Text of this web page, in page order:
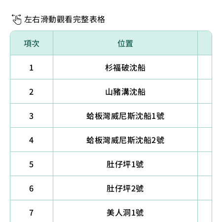
左右滑動觀看完整表格
項次 位置
1 杉福破沈船
2 山豬溝沈船
3 蛤板灣威尼斯沈船1號
4 蛤板灣威尼斯沈船2號
5 肚仔坪1號
6 肚仔坪2號
7 美人洞1號